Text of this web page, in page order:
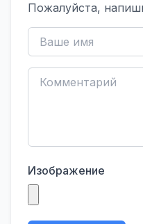
Пожалуйста,
Изображение